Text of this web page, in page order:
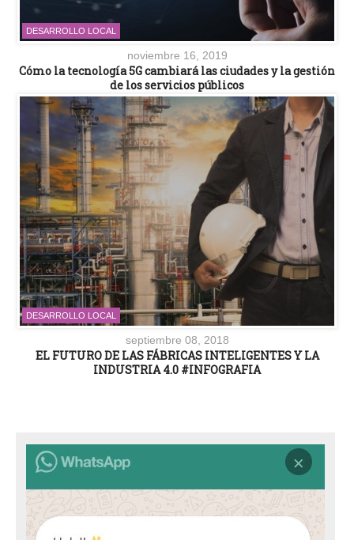
DESARROLLO LOCAL
noviembre 16, 2019
Cómo la tecnología 5G cambiará las ciudades y la gestión
de los servicios públicos
DESARROLLO LOCAL
septiembre 08, 2018
EL FUTURO DE LAS FÁBRICAS INTELIGENTES Y LA
INDUSTRIA 4.0 #INFOGRAFIA